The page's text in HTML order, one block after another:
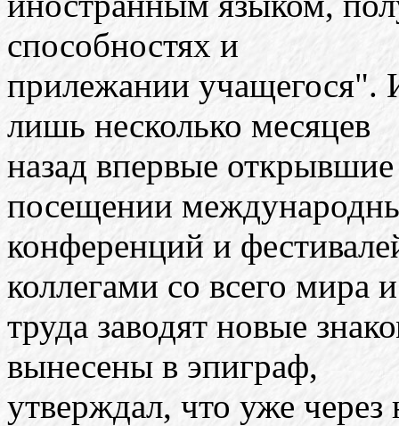
способностях и
прилежании учащегося".
лишь несколько месяцев
назад впервые
посещении
конференций и
коллегами со всего мира
труда заводят новые
вынесены в эпиграф,
утверждал, что уже через